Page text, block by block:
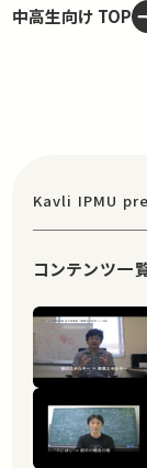
中高生向け TOP
Kavli IPMU
コンテンツ一